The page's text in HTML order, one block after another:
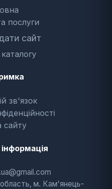
послуги
сайт
зв'язок
сайту
м. Кам'янець-